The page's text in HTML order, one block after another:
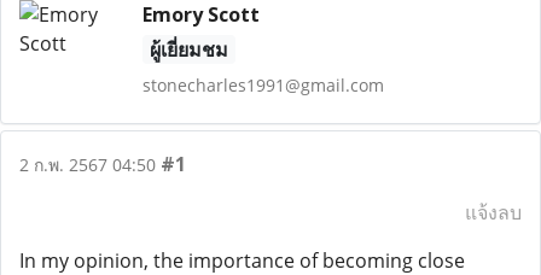
Emory Scott
ผู้เยี่ยมชม
stonecharles1991@gmail.com
2 ก.พ. 2567 04:50 #1
แจ้งลบ
In my opinion, the importance of becoming close